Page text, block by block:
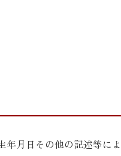
月日その他の記述等に